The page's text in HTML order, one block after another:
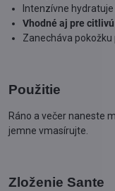
Intenzívne
Vhodné aj pre
Zanecháva
Použitie
Ráno a večer naneste
jemne vmasírujte.
Zloženie Sante